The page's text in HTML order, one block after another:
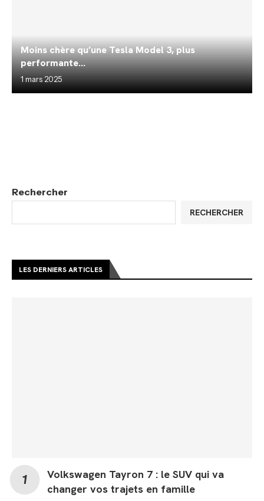
Moins chère qu’une Tesla Model 3, plus
performante...
1 mars 2025
Rechercher
RECHERCHER
LES DERNIERS ARTICLES
Volkswagen Tayron 7 : le SUV qui va
changer vos trajets en famille